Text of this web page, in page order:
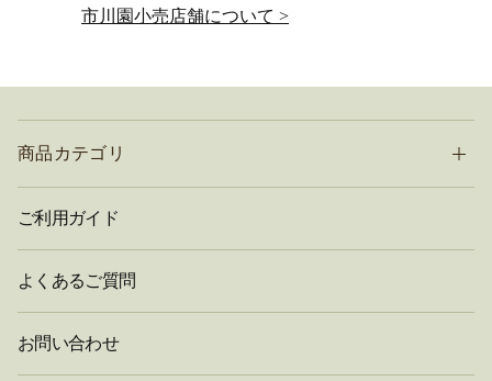
市川園小売店舗について >
商品カテゴリ
ご利用ガイド
よくあるご質問
お問い合わせ